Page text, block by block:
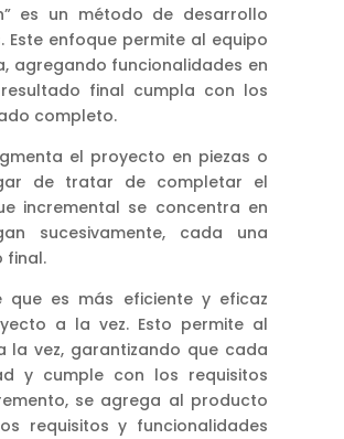
es un método de desarrollo
enfoque permite al equipo
agregando funcionalidades en
final cumpla con los
completo.
el proyecto en piezas o
de tratar de completar el
incremental se concentra en
sucesivamente, cada una
final.
que es más eficiente y eficaz
a la vez. Esto permite al
la vez, garantizando que cada
y cumple con los requisitos
se agrega al producto
requisitos y funcionalidades